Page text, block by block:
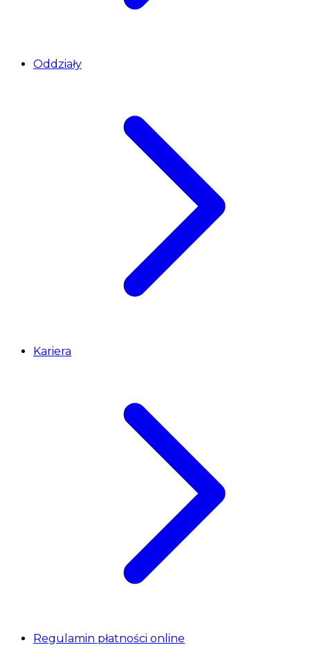
Oddziały
Kariera
Regulamin płatności online